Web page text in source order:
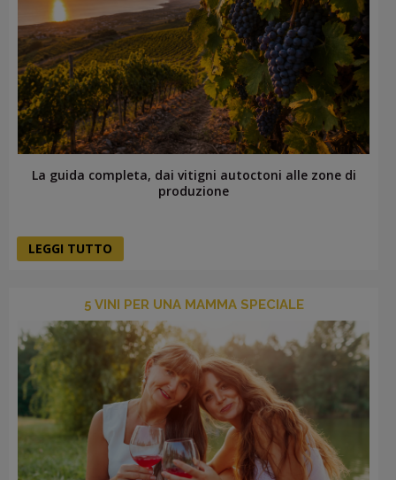
La guida completa, dai vitigni autoctoni alle zone di
produzione
LEGGI TUTTO
5 VINI PER UNA MAMMA SPECIALE